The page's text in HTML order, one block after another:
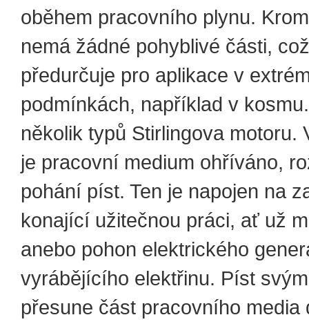
oběhem pracovního plynu.
nemá žádné pohyblivé části,
předurčuje pro aplikace v
podmínkách, například v
několik typů Stirlingova motoru.
je pracovní medium ohříváno,
pohání píst. Ten je napojen na
konající užitečnou práci, ať už
anebo pohon elektrického
vyrábějícího elektřinu. Píst
přesune část pracovního media